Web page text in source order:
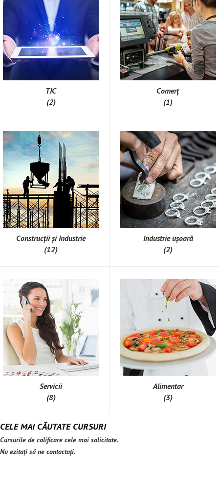
TIC
(2)
Comerț
(1)
Construcții și Industrie
(12)
Industrie ușoară
(2)
Servicii
(8)
Alimentar
(3)
CELE MAI CĂUTATE CURSURI
Cursurile de calificare cele mai solicitate.
Nu ezitați să ne contactați.